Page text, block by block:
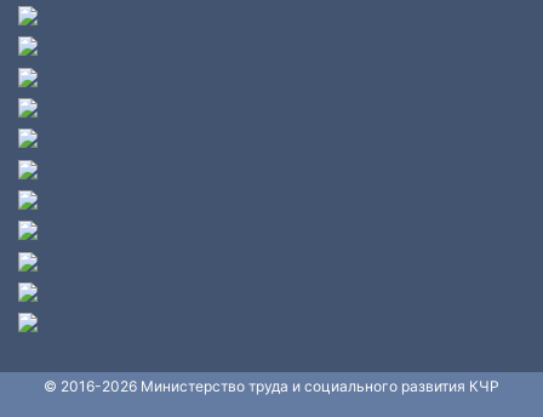
© 2016-2026 Министерство труда и социального развития КЧР